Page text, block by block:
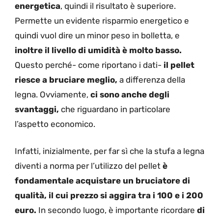
energetica, quindi il risultato è superiore.
Permette un evidente risparmio energetico e
quindi vuol dire un minor peso in bolletta, e
inoltre il livello di umidità è molto basso.
Questo perché- come riportano i dati- il pellet
riesce a bruciare meglio, a differenza della
legna. Ovviamente, ci sono anche degli
svantaggi, che riguardano in particolare
l’aspetto economico.
Infatti, inizialmente, per far sì che la stufa a legna
diventi a norma per l’utilizzo del pellet è
fondamentale acquistare un bruciatore di
qualità, il cui prezzo si aggira tra i 100 e i 200
euro. In secondo luogo, è importante ricordare di